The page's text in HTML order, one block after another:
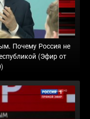
Почему Россия не
(Эфир от